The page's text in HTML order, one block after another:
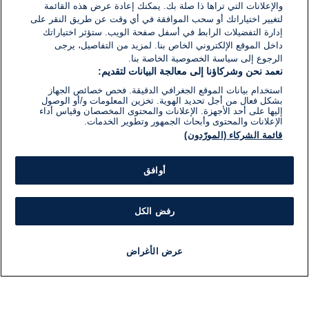
والإعلانات التي تراها ذا صلة بك. يمكنك إعادة عرض هذه القائمة
لتغيير اختياراتك أو سحب الموافقة في أي وقت عن طريق النقر على
إدارة التفضيلات الرابط في أسفل صفحة الويب. ستؤثر اختياراتك
داخل الموقع الإلكتروني الخاص بنا. لمزيد من التفاصيل، يرجى
الرجوع إلى سياسة الخصوصية الخاصة بنا.
نعمد نحن وشركاؤنا إلى معالجة البيانات لتقديم:
استخدام بيانات الموقع الجغرافي الدقيقة. فحص خصائص الجهاز
بشكل فعال من أجل تحديد الهوية. تخزين المعلومات و/أو الوصول
إليها على أحد الأجهزة. الإعلانات والمحتوى المخصصان وقياس أداء
الإعلانات والمحتوى وأبحاث الجمهور وتطوير الخدمات.
قائمة الشركاء (المورّدون)
أوافق
رفض الكل
عرض الأغراض